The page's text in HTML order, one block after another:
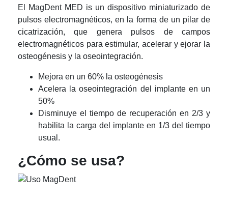
El MagDent MED is un dispositivo miniaturizado de
pulsos electromagnéticos, en la forma de un pilar de
cicatrización, que genera pulsos de campos
electromagnéticos para estimular, acelerar y ejorar la
osteogénesis y la oseointegración.
Mejora en un 60% la osteogénesis
Acelera la oseointegración del implante en un
50%
Disminuye el tiempo de recuperación en 2/3 y
habilita la carga del implante en 1/3 del tiempo
usual.
¿Cómo se usa?